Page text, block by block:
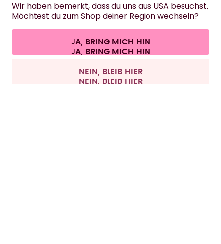
KONTAKT
Cookie-Einstellungen AGB Datenschutz
Vertrag widerrufen
Alle Preise sind inklusive Mehrwertsteuer und zzgl. Versandkosten.
Wir haben bemerkt, dass du uns aus USA besuchst.
Möchtest du zum Shop deiner Region wechseln?
JA, BRING MICH HIN
NEIN, BLEIB HIER